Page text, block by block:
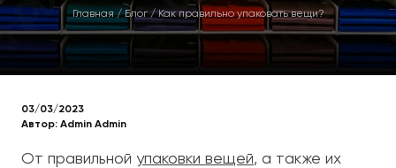
Главная / Блог / Как правильно упаковать вещи?
03/03/2023
Автор: Admin Admin
От правильной упаковки вещей, а также их